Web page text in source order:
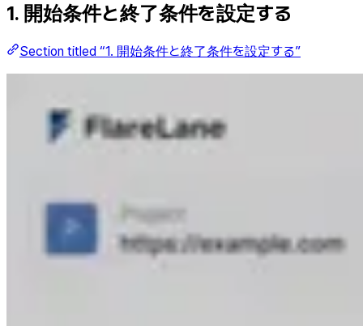
1. 開始条件と終了条件を設定する
Section titled “1. 開始条件と終了条件を設定する”